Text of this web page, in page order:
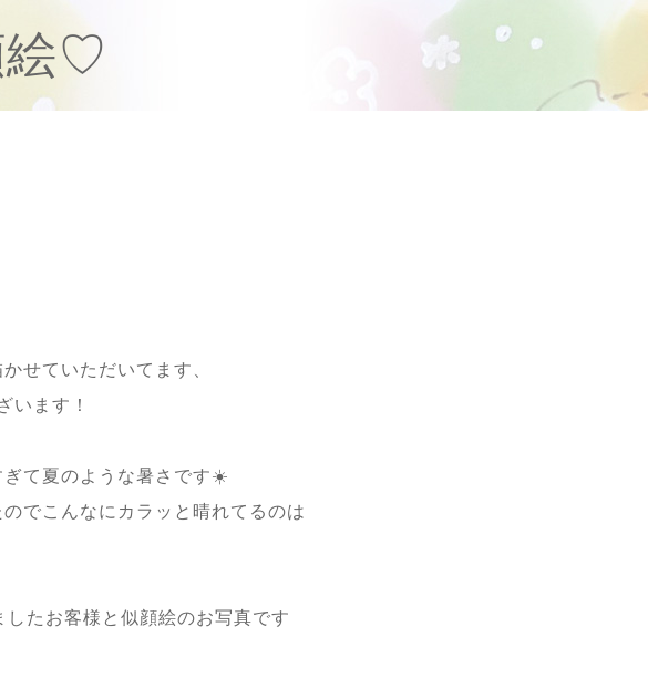
絵♡
せていただいてます、
います！
ぎて夏のような暑さです☀️
でこんなにカラッと晴れてるのは
たお客様と似顔絵のお写真です